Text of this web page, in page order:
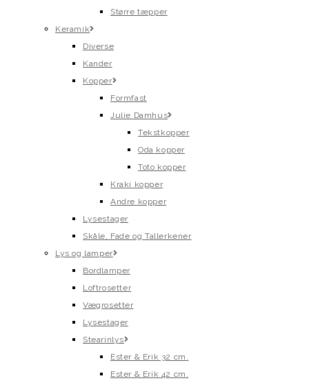
Større tæpper
Keramik
Diverse
Kander
Kopper
Formfast
Julie Damhus
Tekstkopper
Oda kopper
Toto kopper
Kraki kopper
Andre kopper
Lysestager
Skåle, Fade og Tallerkener
Lys og lamper
Bordlamper
Loftrosetter
Vægrosetter
Lysestager
Stearinlys
Ester & Erik 32 cm.
Ester & Erik 42 cm.